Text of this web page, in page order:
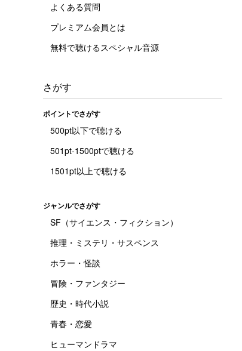
よくある質問
プレミアム会員とは
無料で聴けるスペシャル音源
さがす
ポイントでさがす
500pt以下で聴ける
501pt-1500ptで聴ける
1501pt以上で聴ける
ジャンルでさがす
SF（サイエンス・フィクション）
推理・ミステリ・サスペンス
ホラー・怪談
冒険・ファンタジー
歴史・時代小説
青春・恋愛
ヒューマンドラマ